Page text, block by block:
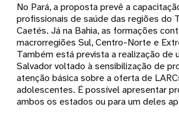
No Pará, a proposta prevê a
profissionais de saúde das regiões do
Caetés. Já na Bahia, as formações
macrorregiões Sul, Centro-Norte e
Também está prevista a realização de
Salvador voltado à sensibilização de
atenção básica sobre a oferta de
adolescentes. É possível apresentar
ambos os estados ou para um deles